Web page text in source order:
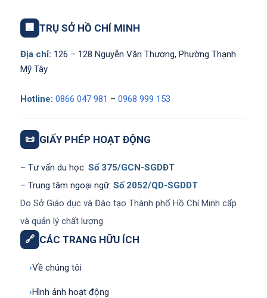
🏢 TRỤ SỞ HỒ CHÍ MINH
Địa chỉ: 126 – 128 Nguyễn Văn Thương, Phường Thạnh
Mỹ Tây
Hotline: 0866 047 981 – 0968 999 153
📜 GIẤY PHÉP HOẠT ĐỘNG
– Tư vấn du học: Số 375/GCN-SGDĐT
– Trung tâm ngoại ngữ: Số 2052/QD-SGDDT
Do Sở Giáo dục và Đào tạo Thành phố Hồ Chí Minh cấp
và quản lý chất lượng.
🔗 CÁC TRANG HỮU ÍCH
›Về chúng tôi
›Hình ảnh hoạt động